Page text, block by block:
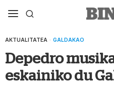
AKTUALITATEA · GALDAKAO
Depedro
eskainiko du